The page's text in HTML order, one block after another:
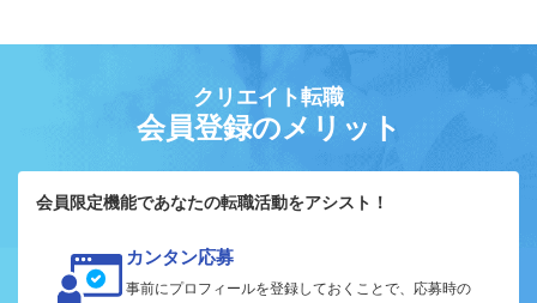
クリエイト転職
会員登録のメリット
会員限定機能であなたの転職活動をアシスト！
カンタン応募
事前にプロフィールを登録しておくことで、応募時の